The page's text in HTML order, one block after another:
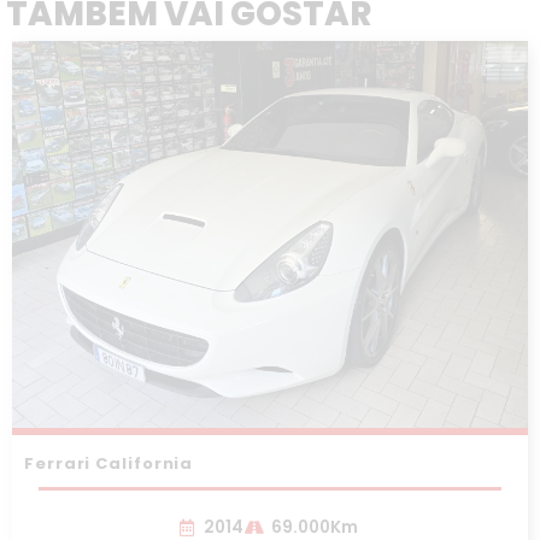
TAMBÉM VAI GOSTAR
Ferrari California
2014
69.000Km